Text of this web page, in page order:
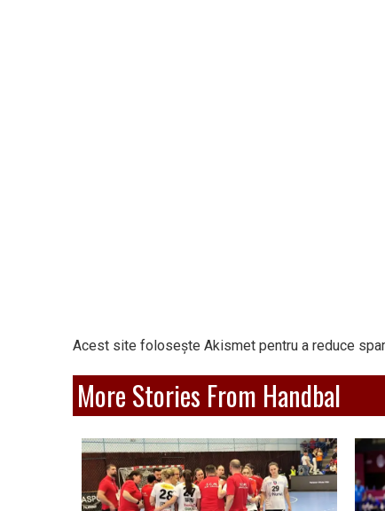
Acest site folosește Akismet pentru a reduce
More Stories From Handbal